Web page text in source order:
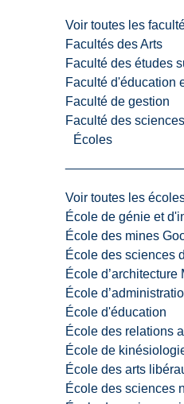
Voir toutes les
Facultés des Arts
Faculté des études
Faculté d'éducation
Faculté de gestion
Faculté des
Écoles
Voir toutes les
École de génie et
École des mines
École des sciences
École d’architecture
École
École d'éducation
École des relations
École de
École des arts
École des sciences